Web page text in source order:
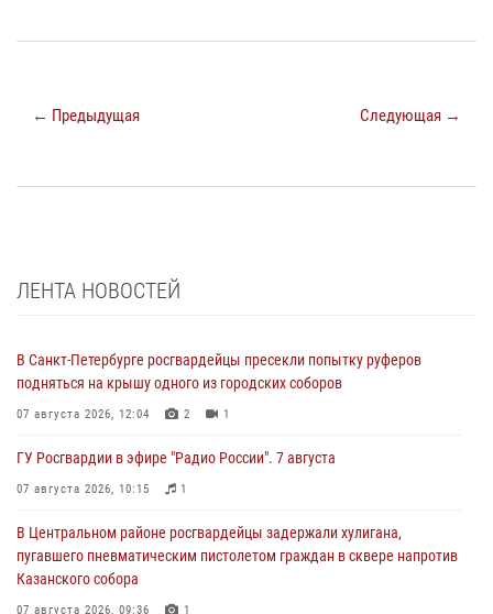
← Предыдущая Следующая →
ЛЕНТА НОВОСТЕЙ
В Санкт-Петербурге росгвардейцы пресекли попытку руферов
подняться на крышу одного из городских соборов
07 августа 2026, 12:04 2 1
ГУ Росгвардии в эфире "Радио России". 7 августа
07 августа 2026, 10:15 1
В Центральном районе росгвардейцы задержали хулигана,
пугавшего пневматическим пистолетом граждан в сквере напротив
Казанского собора
07 августа 2026, 09:36 1